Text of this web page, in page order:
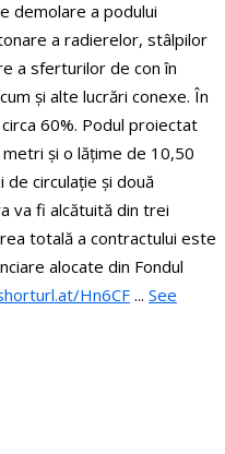
demolare a podului
a radierelor, stâlpilor
a sferturilor de con în
și alte lucrări conexe. În
60%. Podul proiectat
și o lățime de 10,50
circulație și două
va fi alcătuită din trei
totală a contractului este
alocate din Fondul
Hn6CF ... See